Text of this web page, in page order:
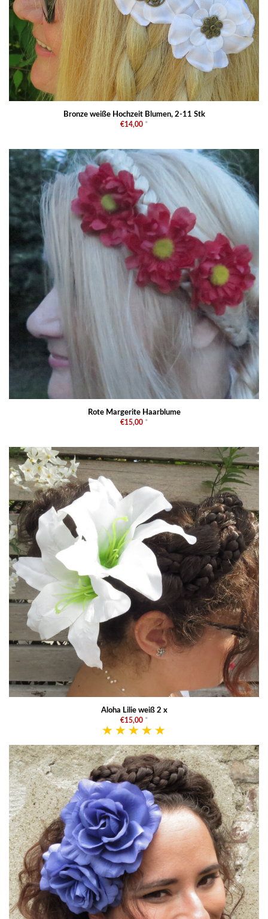
Bronze weiße Hochzeit Blumen, 2-11 Stk
€14,00 *
Rote Margerite Haarblume
€15,00 *
Aloha Lilie weiß 2 x
€15,00 *